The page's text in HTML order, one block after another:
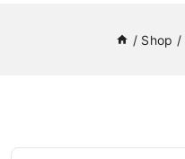
/ Shop /